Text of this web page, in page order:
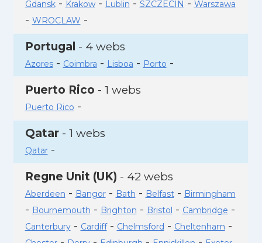
Gdansk- Krakow- Lublin - SZCZECIN - Warszawa
- WROCLAW -
Portugal - 4 webs
Azores- Coimbra - Lisboa - Porto -
Puerto Rico - 1 webs
Puerto Rico -
Qatar- 1 webs
Qatar-
Regne Unit (UK) - 42 webs
Aberdeen - Bangor- Bath - Belfast- Birmingham
- Bournemouth - Brighton - Bristol - Cambridge -
Canterbury- Cardiff- Chelmsford - Cheltenham -